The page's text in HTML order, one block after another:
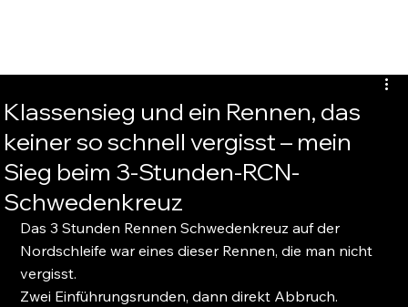
Klassensieg und ein Rennen, das
keiner so schnell vergisst – mein
Sieg beim 3-Stunden-RCN-
Schwedenkreuz
Das 3 Stunden Rennen Schwedenkreuz auf der
Nordschleife war eines dieser Rennen, die man nicht
vergisst.
Zwei Einführungsrunden, dann direkt Abbruch.